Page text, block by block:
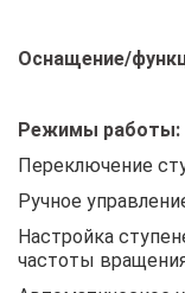
Оснащение/
Режимы работы:
Переключение
Ручное
Настройка
частоты